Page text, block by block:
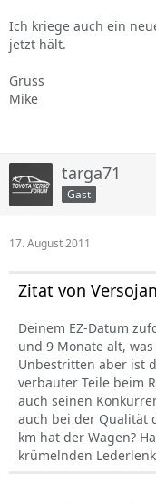
Ich kriege auch ein
jetzt hält.
Gruss
Mike
targa71
Gast
17. August 2011
Zitat von
Deinem EZ-Datum
und 9 Monate alt,
Unbestritten aber ist
verbauter Teile beim
auch seinen
auch bei der Qualität
km hat der Wagen?
krümelnden